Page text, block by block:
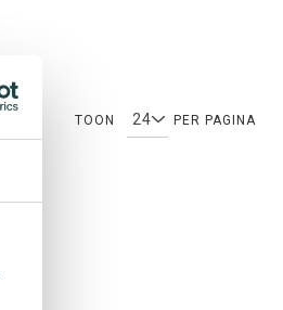
TOON PER PAGINA